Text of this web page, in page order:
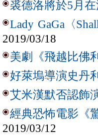
裘德洛將於5月
Lady GaGa〈
2019/03/18
美劇《飛越比佛
好萊塢導演史丹
艾米漢默否認飾
經典恐怖電影《
2019/03/12